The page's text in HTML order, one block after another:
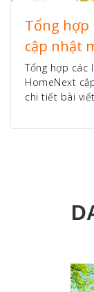
Tổng hợp
cập nhật
Tổng hợp các
HomeNext
chi tiết bài